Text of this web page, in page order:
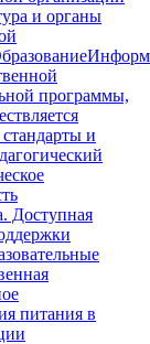
и органы
программы,
и
Доступная
питания в